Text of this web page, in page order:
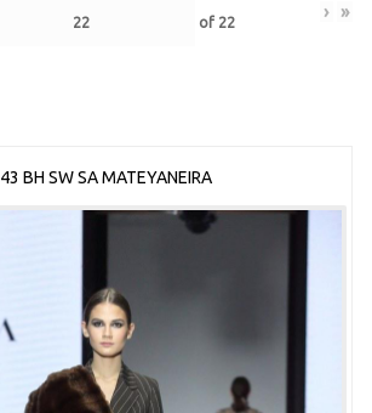
of 22 › »
43 BH SW SA MATEYANEIRA